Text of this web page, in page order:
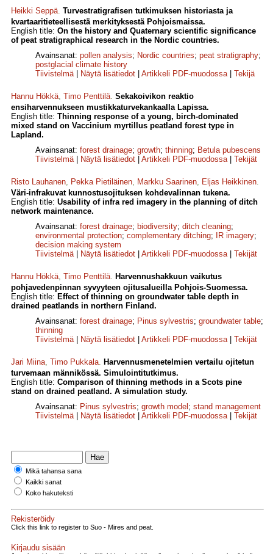
Heikki Seppä. Turvestratigrafisen tutkimuksen historiasta ja
kvartaaritieteellisestä merkityksestä Pohjoismaissa.
English title: On the history and Quaternary scientific significance
of peat stratigraphical research in the Nordic countries.
Avainsanat: pollen analysis; Nordic countries; peat stratigraphy;
postglacial climate history
Tiivistelmä| Näytä lisätiedot Artikkeli PDF-muodossa| Tekijä
Hannu Hökkä, Timo Penttilä. Sekakoivikon reaktio
ensiharvennukseen mustikkaturvekankaalla Lapissa.
English title: Thinning response of a young, birch-dominated
mixed stand on Vaccinium myrtillus peatland forest type in
Lapland.
Avainsanat: forest drainage; growth; thinning; Betula pubescens
Tiivistelmä| Näytä lisätiedot Artikkeli PDF-muodossa| Tekijät
Risto Lauhanen, Pekka Pietiläinen, Markku Saarinen, Eljas Heikkinen.
Väri-infrakuvat kunnostusojituksen kohdevalinnan tukena.
English title: Usability of infra red imagery in the planning of ditch
network maintenance.
Avainsanat: forest drainage; biodiversity; ditch cleaning;
environmental protection; complementary ditching; IR imagery;
decision making system
Tiivistelmä| Näytä lisätiedot Artikkeli PDF-muodossa| Tekijät
Hannu Hökkä, Timo Penttilä. Harvennushakkuun vaikutus
pohjavedenpinnan syvyyteen ojitusalueilla Pohjois-Suomessa.
English title: Effect of thinning on groundwater table depth in
drained peatlands in northern Finland.
Avainsanat: forest drainage; Pinus sylvestris; groundwater table;
thinning
Tiivistelmä| Näytä lisätiedot Artikkeli PDF-muodossa| Tekijät
Jari Miina, Timo Pukkala. Harvennusmenetelmien vertailu ojitetun
turvemaan männikössä. Simulointitutkimus.
English title: Comparison of thinning methods in a Scots pine
stand on drained peatland. A simulation study.
Avainsanat: Pinus sylvestris; growth model ; stand management
Tiivistelmä| Näytä lisätiedot Artikkeli PDF-muodossa| Tekijät
Mikä tahansa sana
Kaikki sanat
Koko hakuteksti
Rekisteröidy
Click this link to register to Suo - Mires and peat.
Kirjaudu sisään